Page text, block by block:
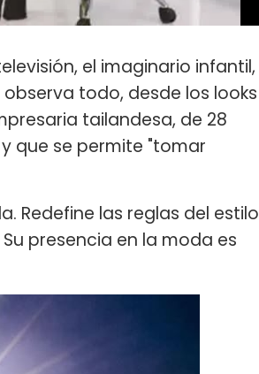
el imaginario infantil,
todo, desde los looks
tailandesa, de 28
que se permite "tomar
Redefine las reglas del estilo
presencia en la moda es